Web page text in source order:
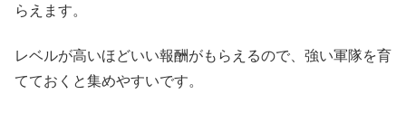
らえます。
レベルが高いほどいい報酬がもらえるので、強い軍隊を育
てておくと集めやすいです。